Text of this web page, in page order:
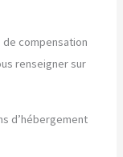
compensation
renseigner sur
d’hébergement